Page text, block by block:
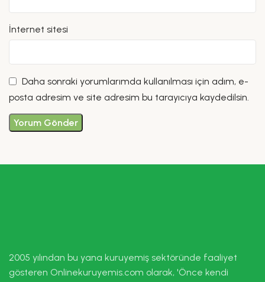
İnternet sitesi
Daha sonraki yorumlarımda kullanılması için adım, e-
posta adresim ve site adresim bu tarayıcıya kaydedilsin.
2005 yılından bu yana kuruyemiş sektöründe faaliyet
gösteren Onlinekuruyemis.com olarak, 'Önce kendi